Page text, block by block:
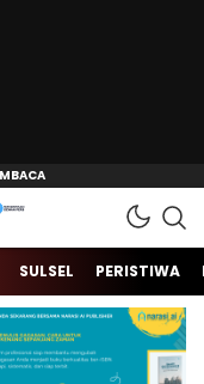
SULSEL PERISTIWA